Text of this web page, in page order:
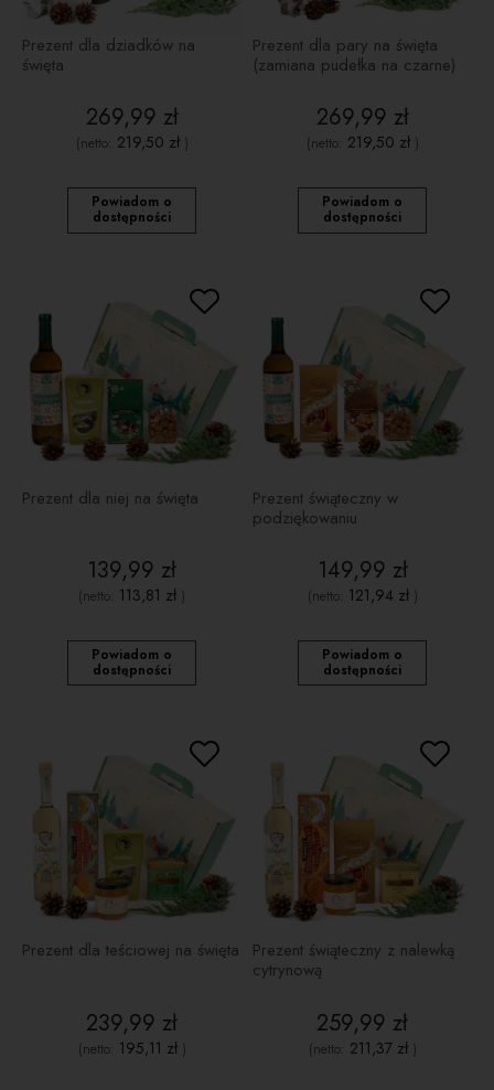
Prezent dla dziadków na
święta
269,99 zł
(netto: 219,50 zł)
Powiadom o
dostępności
Prezent dla pary na święta
(zamiana pudełka na czarne)
269,99 zł
(netto: 219,50 zł)
Powiadom o
dostępności
Prezent dla niej na święta
139,99 zł
(netto: 113,81 zł )
Powiadom o
dostępności
Prezent świąteczny w
podziękowaniu
149,99 zł
(netto: 121,94 zł)
Powiadom o
dostępności
Prezent dla teściowej na święta
239,99 zł
(netto: 195,11 zł)
Prezent świąteczny z nalewką
cytrynową
259,99 zł
(netto: 211,37 zł)